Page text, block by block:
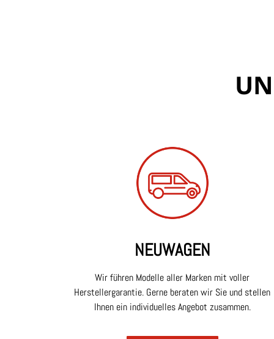
NEUWAGEN
Wir führen Modelle aller Marken mit voller
Herstellergarantie. Gerne beraten wir Sie und stellen
Ihnen ein individuelles Angebot zusammen.